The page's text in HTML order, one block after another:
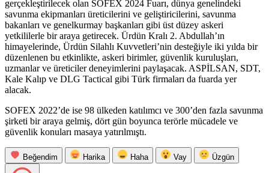
gerçekleştirilecek olan SOFEX 2024 Fuarı, dünya genelindeki
savunma ekipmanları üreticilerini ve geliştiricilerini, savunma
bakanları ve genelkurmay başkanları gibi üst düzey askeri
yetkililerle bir araya getirecek. Ürdün Kralı 2. Abdullah’ın
himayelerinde, Ürdün Silahlı Kuvvetleri’nin desteğiyle iki yılda bir
düzenlenen bu etkinlikte, askeri birimler, güvenlik kuruluşları,
uzmanlar ve üreticiler deneyimlerini paylaşacak. ASPİLSAN, SDT,
Kale Kalıp ve DLG Tactical gibi Türk firmaları da fuarda yer
alacak.
SOFEX 2022’de ise 98 ülkeden katılımcı ve 300’den fazla savunma
şirketi bir araya gelmiş, dört gün boyunca terörle mücadele ve
güvenlik konuları masaya yatırılmıştı.
Beğendim Harika Haha Vay Üzgün